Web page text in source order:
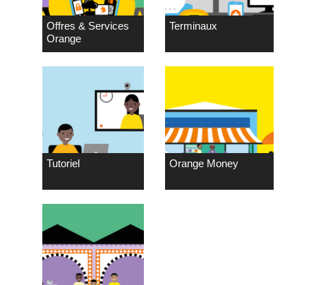
Offres & Services
Orange
Terminaux
Tutoriel Orange Money